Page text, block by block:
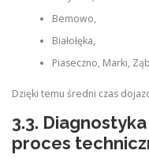
Bemowo,
Białołęka,
Piaseczno, Marki,
Dzięki temu średni czas
3.3.
proces